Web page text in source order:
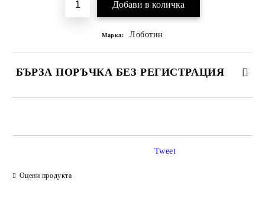
Марка: Лоботин
БЪРЗА ПОРЪЧКА БЕЗ РЕГИСТРАЦИЯ
Оцени продукта
Tweet